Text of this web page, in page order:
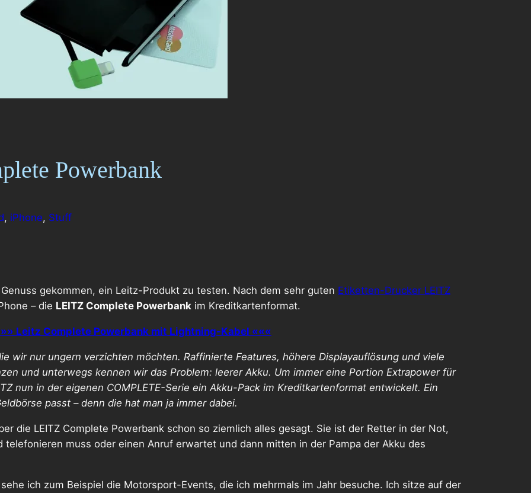
Powerbank
, iPhone, Stuff
gekommen, ein Leitz-Produkt zu testen. Nach dem sehr guten Etiketten-Drucker LEITZ
– die LEITZ Complete Powerbank im Kreditkartenformat.
Leitz Complete Powerbank mit Lightning-Kabel «««
wir nur ungern verzichten möchten. Raffinierte Features, höhere Displayauflösung und viele
und unterwegs kennen wir das Problem: leerer Akku. Um immer eine Portion Extrapower für
nun in der eigenen COMPLETE-Serie ein Akku-Pack im Kreditkartenformat entwickelt. Ein
passt – denn die hat man ja immer dabei.
die LEITZ Complete Powerbank schon so ziemlich alles gesagt. Sie ist der Retter in der Not,
muss oder einen Anruf erwartet und dann mitten in der Pampa der Akku des
ich zum Beispiel die Motorsport-Events, die ich mehrmals im Jahr besuche. Ich sitze auf der